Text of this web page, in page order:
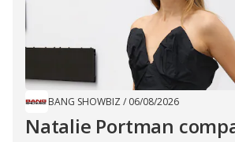
BANG SHOWBIZ / 06/08/2026
Natalie Portman